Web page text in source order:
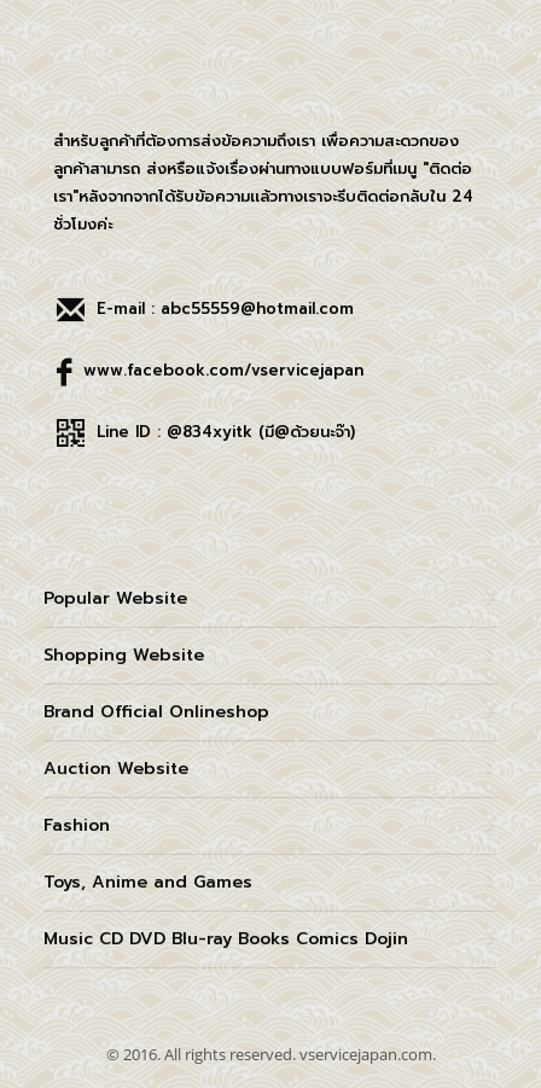
สำหรับลูกค้าที่ต้องการส่งข้อความถึงเรา เพื่อความสะดวกของ
ลูกค้าสามารถ ส่งหรือแจ้งเรื่องผ่านทางแบบฟอร์มที่เมนู "ติดต่อ
เรา"หลังจากจากได้รับข้อความเเล้วทางเราจะรีบติดต่อกลับใน 24
ชั่วโมงค่ะ
E-mail : abc55559@hotmail.com
www.facebook.com/vservicejapan
Line ID : @834xyitk (มี@ด้วยนะจ๊า)
Popular Website
Shopping Website
Brand Official Onlineshop
Auction Website
Fashion
Toys, Anime and Games
Music CD DVD Blu-ray Books Comics Dojin
© 2016. All rights reserved. vservicejapan.com.